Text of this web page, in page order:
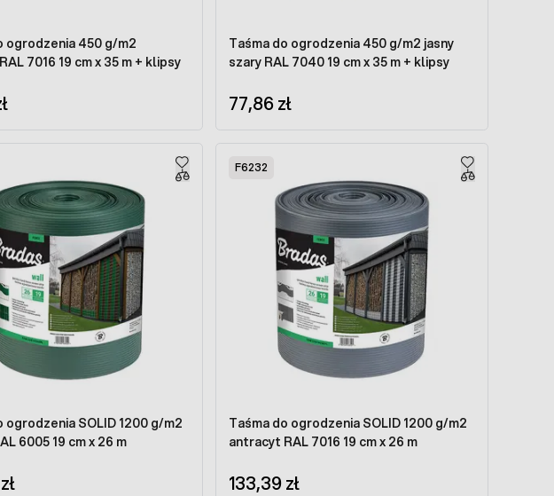
ogrodzenia 450 g/m2
7016 19 cm x 35 m + klipsy
Taśma do ogrodzenia 450 g/m2 jasny
szary RAL 7040 19 cm x 35 m + klipsy
77,86 zł
ogrodzenia SOLID 1200 g/m2
6005 19 cm x 26 m
F6232
Taśma do ogrodzenia SOLID 1200 g/m2
antracyt RAL 7016 19 cm x 26 m
133,39 zł